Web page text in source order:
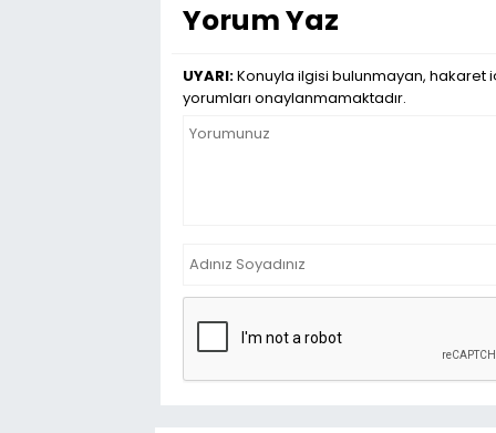
Yorum Yaz
UYARI:Konuyla ilgisi bulunmayan, hakaret
yorumları onaylanmamaktadır.